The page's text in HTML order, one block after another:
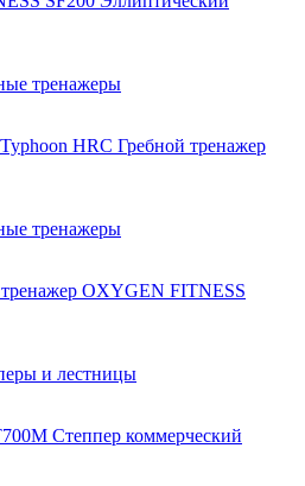
тренажеры
HRC Гребной тренажер
тренажеры
OXYGEN FITNESS
и лестницы
Степпер коммерческий